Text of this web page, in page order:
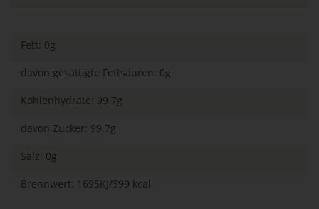
Fett: 0g
davon gesättigte Fettsäuren: 0g
Kohlenhydrate: 99.7g
davon Zucker: 99.7g
Salz: 0g
Brennwert: 1695KJ/399 kcal